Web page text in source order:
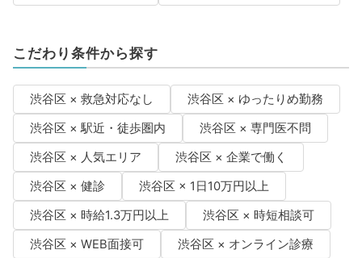
こだわり条件から探す
渋谷区 × 救急対応なし
渋谷区 × ゆったりめ勤務
渋谷区 × 駅近・徒歩圏内
渋谷区 × 専門医不問
渋谷区 × 人気エリア
渋谷区 × 企業で働く
渋谷区 × 健診
渋谷区 × 1日10万円以上
渋谷区 × 時給1.3万円以上
渋谷区 × 時短相談可
渋谷区 × WEB面接可
渋谷区 × オンライン診療